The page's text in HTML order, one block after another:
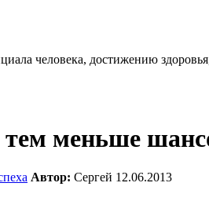
человека, достижению
меньше
Автор: Сергей 12.06.2013